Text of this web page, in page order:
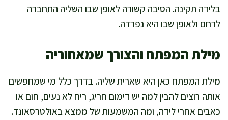
בלידה תקינה. הסיבה קשורה לאופן שבו השליה התחברה
לרחם ולאופן שבו היא נפרדה.
מילת המפתח והצורך שמאחוריה
מילת המפתח כאן היא שארית שליה. בדרך כלל מי שמחפשים
אותה רוצים להבין למה יש דימום חריג, ריח לא נעים, חום או
כאבים אחרי לידה, ומה המשמעות של ממצא באולטרסאונד.